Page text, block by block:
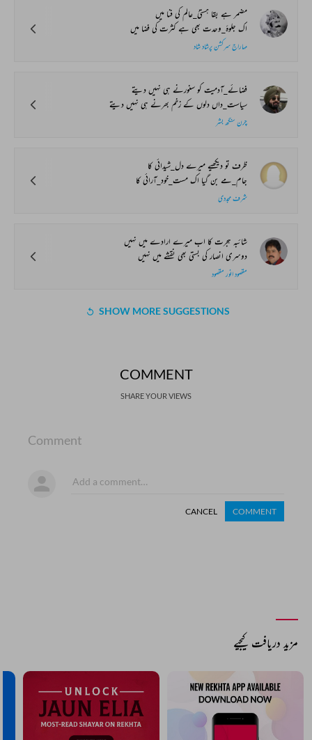
مضمر ہے بقا ہستئ_عالم کی فنا میں
اک جلوۂ_وحدت بھی ہے کثرت کی فضا میں
مہاراج سرکشن پرشاد شاد
فضائے_آدمیت کو سنورنے ہی نہیں دیتے
سیاست_داں دلوں کے زخم بھرنے ہی نہیں دیتے
چرن سنگھ بشر
ظرف تو دیکھیے میرے دل_شیدائی کا
جام_مے بن گیا اک مست_خود_آرائی کا
شرف مجددی
شائبہ ہجرت کا اب میرے ارادے میں نہیں
دوسری انصار کی بستی بھی نقشے میں نہیں
مقصود انور مقصود
SHOW MORE SUGGESTIONS
COMMENT
SHARE YOUR VIEWS
Comment
CANCEL COMMENT
مزید دریافت کیجیے